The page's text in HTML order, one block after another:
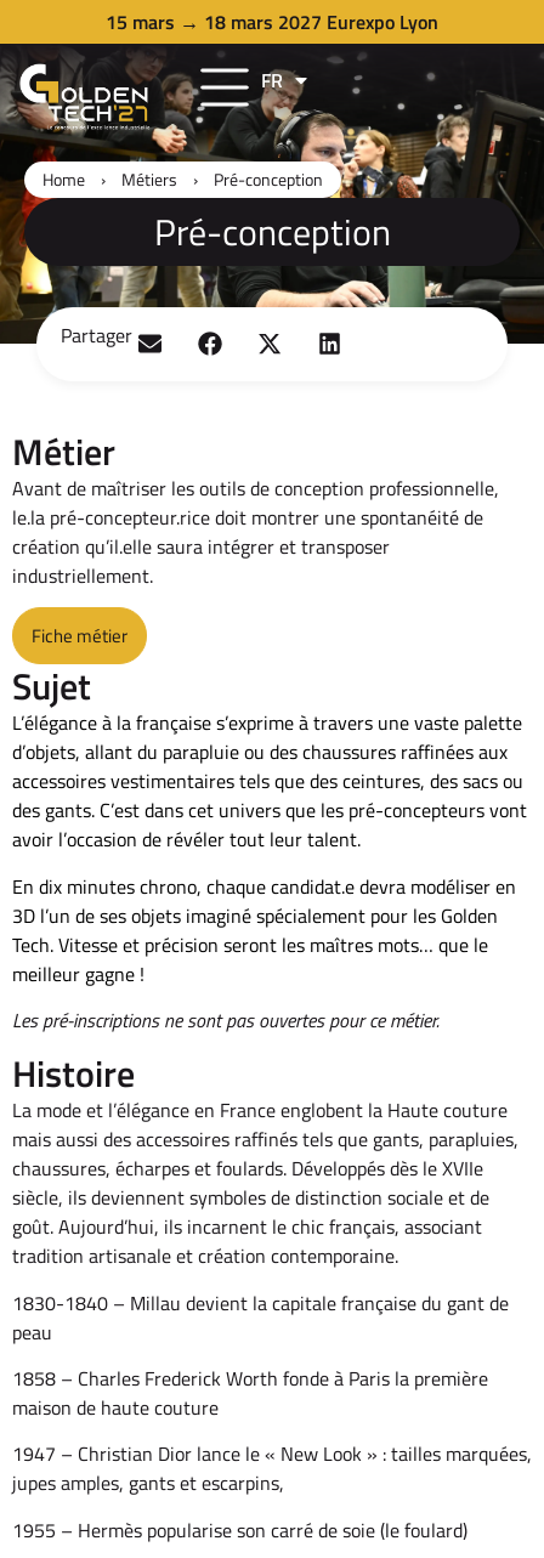
15 mars → 18 mars 2027 Eurexpo Lyon
FR
EN
Home › Métiers › Pré-conception
Pré-conception
Partager
Métier
Avant de maîtriser les outils de conception professionnelle,
le.la pré-concepteur.rice doit montrer une spontanéité de
création qu’il.elle saura intégrer et transposer
industriellement.
Fiche métier
Sujet
L’élégance à la française s’exprime à travers une vaste palette
d’objets, allant du parapluie ou des chaussures raffinées aux
accessoires vestimentaires tels que des ceintures, des sacs ou
des gants. C’est dans cet univers que les pré-concepteurs vont
avoir l’occasion de révéler tout leur talent.
En dix minutes chrono, chaque candidat.e devra modéliser en
3D l’un de ses objets imaginé spécialement pour les Golden
Tech. Vitesse et précision seront les maîtres mots… que le
meilleur gagne !
Les pré-inscriptions ne sont pas ouvertes pour ce métier.
Histoire
La mode et l’élégance en France englobent la Haute couture
mais aussi des accessoires raffinés tels que gants, parapluies,
chaussures, écharpes et foulards. Développés dès le XVIIe
siècle, ils deviennent symboles de distinction sociale et de
goût. Aujourd’hui, ils incarnent le chic français, associant
tradition artisanale et création contemporaine.
1830-1840 – Millau devient la capitale française du gant de
peau
1858 – Charles Frederick Worth fonde à Paris la première
maison de haute couture
1947 – Christian Dior lance le « New Look » : tailles marquées,
jupes amples, gants et escarpins,
1955 – Hermès popularise son carré de soie (le foulard)